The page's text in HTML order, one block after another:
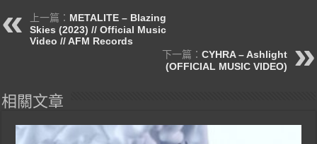
上一篇： METALITE – Blazing
Skies (2023) // Official Music
Video // AFM Records
下一篇： CYHRA – Ashlight
(OFFICIAL MUSIC VIDEO)
相關文章